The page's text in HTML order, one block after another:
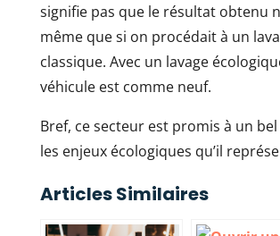
signifie pas que le résultat obtenu
même que si on procédait à un
classique. Avec un lavage
véhicule est comme neuf.
Bref, ce secteur est promis à un
les enjeux écologiques qu’il
Articles Similaires